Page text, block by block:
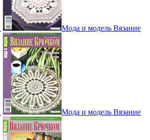
Мода и модель Вязание
Мода и модель Вязание